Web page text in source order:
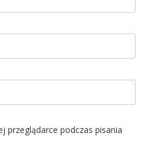
przeglądarce podczas pisania